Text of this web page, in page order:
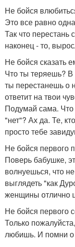
Не бойся
Это все равно
Так что перестань
наконец - то,
Не бойся сказать
Что ты теряешь? В
ты перестанешь о
ответит на твои
Подумай сама. Что
"нет"? Ах да. Те,
просто тебе
Не бойся первого
Поверь бабушке,
волнуешься, что
выглядеть "как
женщины отлично
Не бойся первого
Только
любишь. И помни о